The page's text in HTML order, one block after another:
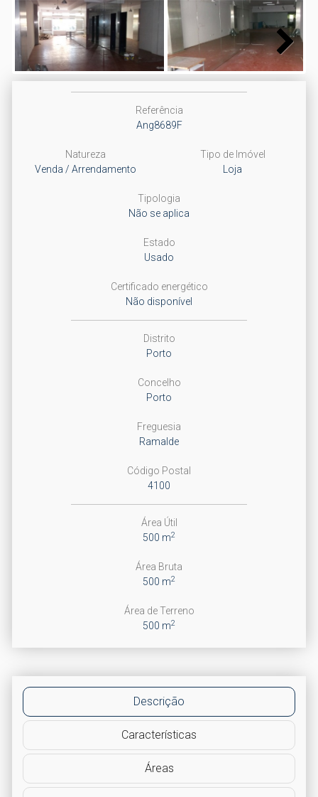
Next
Referência
Ang8689F
Natureza
Venda / Arrendamento
Tipo de Imóvel
Loja
Tipologia
Não se aplica
Estado
Usado
Certificado energético
Não disponível
Distrito
Porto
Concelho
Porto
Freguesia
Ramalde
Código Postal
4100
Área Útil
500 m2
Área Bruta
500 m2
Área de Terreno
500 m2
Descrição
Características
Áreas